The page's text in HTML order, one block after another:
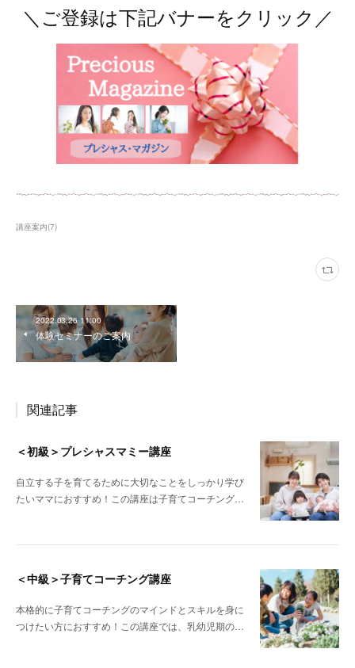
＼ご登録は下記バナーをクリック／
講座案内(7)
2022.03.26 11:00
体験セミナーのご案内
関連記事
＜初級＞プレシャスマミー講座
自立する子を育てるために大切なことをしっかり学び
たいママにおすすめ！この講座は子育てコーチング…
＜中級＞子育てコーチング講座
本格的に子育てコーチングのマインドとスキルを身に
つけたい方におすすめ！この講座では、乳幼児期の…